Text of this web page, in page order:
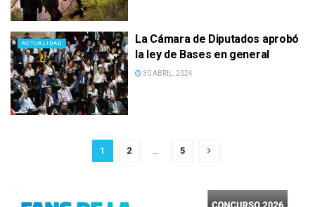
ACTUALIDAD
La Cámara de Diputados aprobó
la ley de Bases en general
30 ABRIL, 2024
1 2 … 5